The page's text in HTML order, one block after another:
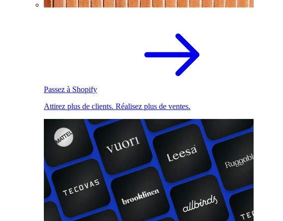
Passez à Shopify
Attirez plus de clients. Réalisez plus de ventes.